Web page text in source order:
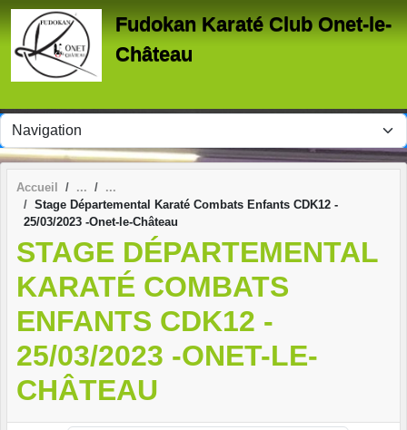
Fudokan Karaté Club Onet-le-
Château
Accueil
Stage Départemental Karaté Combats Enfants CDK12 -
25/03/2023 -Onet-le-Château
STAGE DÉPARTEMENTAL
KARATÉ COMBATS
ENFANTS CDK12 -
25/03/2023 -ONET-LE-
CHÂTEAU
Panneau de gestion des cookies